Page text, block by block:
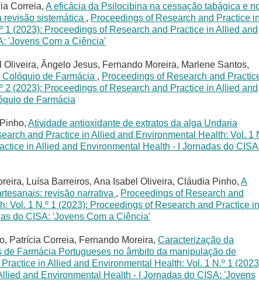
Correia, A eficácia da Psilocibina na cessação tabágica e
revisão sistemática , Proceedings of Research and Practice in
(2023): Proceedings of Research and Practice in Allied and
'Jovens Com a Ciência'
Ângelo Jesus, Fernando Moreira, Marlene Santos,
Colóquio de Farmácia , Proceedings of Research and
(2023): Proceedings of Research and Practice in Allied and
de Farmácia
Atividade antioxidante de extratos da alga Undaria
and Practice in Allied and Environmental Health: Vol. 1
in Allied and Environmental Health - I Jornadas do
Luísa Barreiros, Ana Isabel Oliveira, Cláudia Pinho, A
revisão narrativa , Proceedings of Research and
Vol. 1 N.º 1 (2023): Proceedings of Research and Practice in
do CISA: 'Jovens Com a Ciência'
Patrícia Correia, Fernando Moreira, Caracterização da
Farmácia Portugueses no âmbito da manipulação de
in Allied and Environmental Health: Vol. 1 N.º 1
and Environmental Health - I Jornadas do CISA: 'Jovens